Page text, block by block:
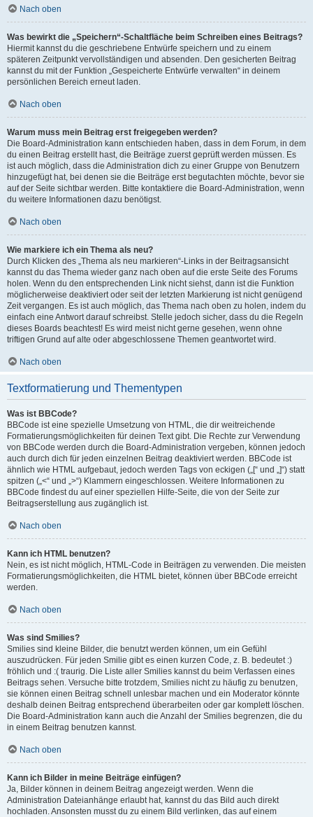
Nach oben
Was bewirkt die „Speichern“-Schaltfläche beim Schreiben eines Beitrags?
Hiermit kannst du die geschriebene Entwürfe speichern und zu einem
späteren Zeitpunkt vervollständigen und absenden. Den gesicherten Beitrag
kannst du mit der Funktion „Gespeicherte Entwürfe verwalten“ in deinem
persönlichen Bereich erneut laden.
Nach oben
Warum muss mein Beitrag erst freigegeben werden?
Die Board-Administration kann entschieden haben, dass in dem Forum, in dem
du einen Beitrag erstellt hast, die Beiträge zuerst geprüft werden müssen. Es
ist auch möglich, dass die Administration dich zu einer Gruppe von Benutzern
hinzugefügt hat, bei denen sie die Beiträge erst begutachten möchte, bevor sie
auf der Seite sichtbar werden. Bitte kontaktiere die Board-Administration, wenn
du weitere Informationen dazu benötigst.
Nach oben
Wie markiere ich ein Thema als neu?
Durch Klicken des „Thema als neu markieren“-Links in der Beitragsansicht
kannst du das Thema wieder ganz nach oben auf die erste Seite des Forums
holen. Wenn du den entsprechenden Link nicht siehst, dann ist die Funktion
möglicherweise deaktiviert oder seit der letzten Markierung ist nicht genügend
Zeit vergangen. Es ist auch möglich, das Thema nach oben zu holen, indem du
einfach eine Antwort darauf schreibst. Stelle jedoch sicher, dass du die Regeln
dieses Boards beachtest! Es wird meist nicht gerne gesehen, wenn ohne
triftigen Grund auf alte oder abgeschlossene Themen geantwortet wird.
Nach oben
Textformatierung und Thementypen
Was ist BBCode?
BBCode ist eine spezielle Umsetzung von HTML, die dir weitreichende
Formatierungsmöglichkeiten für deinen Text gibt. Die Rechte zur Verwendung
von BBCode werden durch die Board-Administration vergeben, können jedoch
auch durch dich für jeden einzelnen Beitrag deaktiviert werden. BBCode ist
ähnlich wie HTML aufgebaut, jedoch werden Tags von eckigen („[“ und „]“) statt
spitzen („<“ und „>“) Klammern eingeschlossen. Weitere Informationen zu
BBCode findest du auf einer speziellen Hilfe-Seite, die von der Seite zur
Beitragserstellung aus zugänglich ist.
Nach oben
Kann ich HTML benutzen?
Nein, es ist nicht möglich, HTML-Code in Beiträgen zu verwenden. Die meisten
Formatierungsmöglichkeiten, die HTML bietet, können über BBCode erreicht
werden.
Nach oben
Was sind Smilies?
Smilies sind kleine Bilder, die benutzt werden können, um ein Gefühl
auszudrücken. Für jeden Smilie gibt es einen kurzen Code, z. B. bedeutet :)
fröhlich und :( traurig. Die Liste aller Smilies kannst du beim Verfassen eines
Beitrags sehen. Versuche bitte trotzdem, Smilies nicht zu häufig zu benutzen,
sie können einen Beitrag schnell unlesbar machen und ein Moderator könnte
deshalb deinen Beitrag entsprechend überarbeiten oder gar komplett löschen.
Die Board-Administration kann auch die Anzahl der Smilies begrenzen, die du
in einem Beitrag benutzen kannst.
Nach oben
Kann ich Bilder in meine Beiträge einfügen?
Ja, Bilder können in deinem Beitrag angezeigt werden. Wenn die
Administration Dateianhänge erlaubt hat, kannst du das Bild auch direkt
hochladen. Ansonsten musst du zu einem Bild verlinken, das auf einem